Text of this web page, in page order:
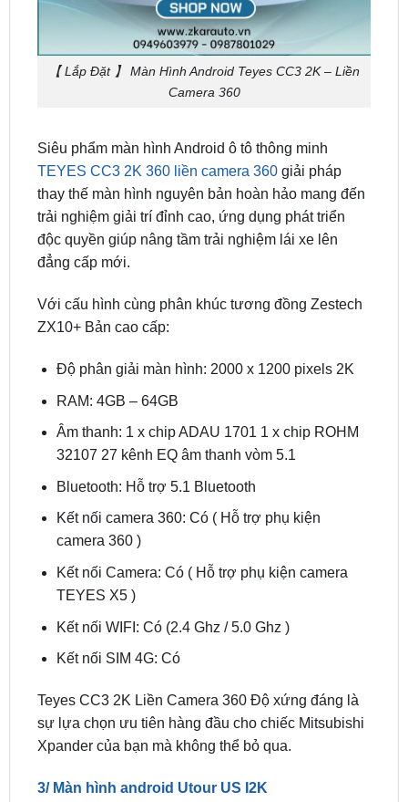
【 Lắp Đặt 】 Màn Hình Android Teyes CC3 2K – Liền
Camera 360
Siêu phẩm màn hình Android ô tô thông minh
thay thế màn hình nguyên bản hoàn hảo mang đến
trải nghiệm giải trí đỉnh cao, ứng dụng phát triển
độc quyền giúp nâng tầm trải nghiệm lái xe lên
đẳng cấp mới.
Với cấu hình cùng phân khúc tương đồng Zestech
Độ phân giải màn hình: 2000 x 1200 pixels 2K
32107 27 kênh EQ âm thanh vòm 5.1
Bluetooth: Hỗ trợ 5.1 Bluetooth
camera 360 )
Kết nối Camera: Có ( Hỗ trợ phụ kiện camera
TEYES X5 )
Kết nối WIFI: Có (2.4 Ghz / 5.0 Ghz )
Teyes CC3 2K Liền Camera 360 Độ xứng đáng là
Xpander của bạn mà không thể bỏ qua.
3/ Màn hình android Utour US I2K
Android ô tô Xpander với khả năng hiển thị siêu